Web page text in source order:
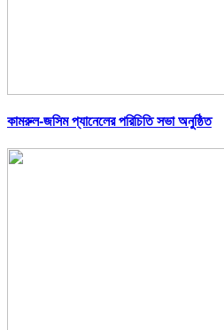
কামরুল-জসিম প্যানেলের পরিচিতি সভা অনুষ্ঠিত